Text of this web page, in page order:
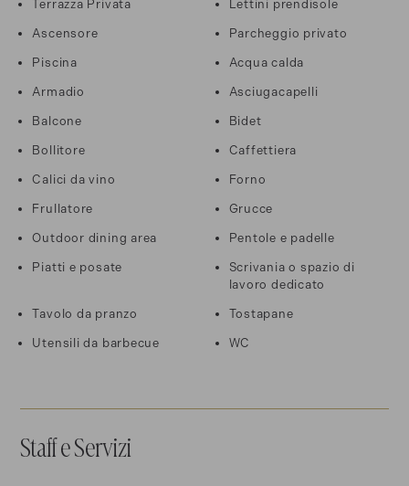
Terrazza Privata Lettini prendisole
Ascensore Parcheggio privato
Piscina Acqua calda
Armadio Asciugacapelli
Balcone Bidet
Bollitore Caffettiera
Calici da vino Forno
Frullatore Grucce
Outdoor dining area Pentole e padelle
Piatti e posate
Scrivania o spazio di
lavoro dedicato
Tavolo da pranzo Tostapane
Utensili da barbecue WC
Staff e Servizi